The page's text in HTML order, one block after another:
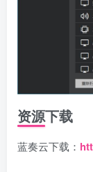
资源下载
蓝奏云下载：